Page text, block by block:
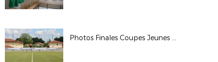
Photos Finales Coupes Jeunes et Vétérans